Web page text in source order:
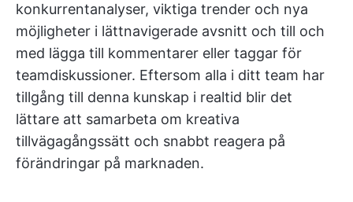
konkurrentanalyser, viktiga trender och nya
möjligheter i lättnavigerade avsnitt och till och
med lägga till kommentarer eller taggar för
teamdiskussioner. Eftersom alla i ditt team har
tillgång till denna kunskap i realtid blir det
lättare att samarbeta om kreativa
tillvägagångssätt och snabbt reagera på
förändringar på marknaden.